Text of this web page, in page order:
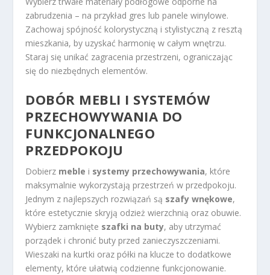
zabrudzenia – na przykład gres lub panele winylowe.
Zachowaj spójność kolorystyczną i stylistyczną z resztą
mieszkania, by uzyskać harmonię w całym wnętrzu.
Staraj się unikać zagracenia przestrzeni, ograniczając
się do niezbędnych elementów.
DOBÓR MEBLI I SYSTEMÓW
PRZECHOWYWANIA DO
FUNKCJONALNEGO
PRZEDPOKOJU
Dobierz meble i systemy przechowywania, które
maksymalnie wykorzystają przestrzeń w przedpokoju.
Jednym z najlepszych rozwiązań są szafy wnękowe,
które estetycznie skryją odzież wierzchnią oraz obuwie.
Wybierz zamknięte szafki na buty, aby utrzymać
porządek i chronić buty przed zanieczyszczeniami.
Wieszaki na kurtki oraz półki na klucze to dodatkowe
elementy, które ułatwią codzienne funkcjonowanie.